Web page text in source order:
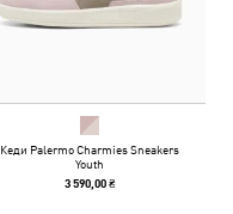
Кеди Palermo Charmies Sneakers
Youth
3 590,00 ₴